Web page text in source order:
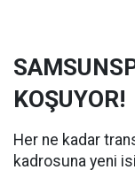
KOŞUYOR!
Her ne kadar
kadrosuna yeni